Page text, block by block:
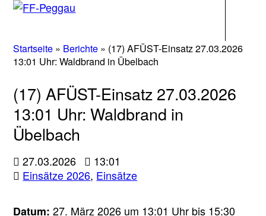
Startseite » Berichte » (17) AFÜST-Einsatz 27.03.2026
13:01 Uhr: Waldbrand in Übelbach
(17) AFÜST-Einsatz 27.03.2026
13:01 Uhr: Waldbrand in
Übelbach
27.03.2026
13:01
Einsätze 2026, Einsätze
Datum: 27. März 2026 um 13:01 Uhr bis 15:30